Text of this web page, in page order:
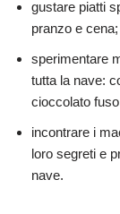
gustare piatti
pranzo e cena;
sperimentare
tutta la nave:
cioccolato
incontrare i
loro segreti e
nave.